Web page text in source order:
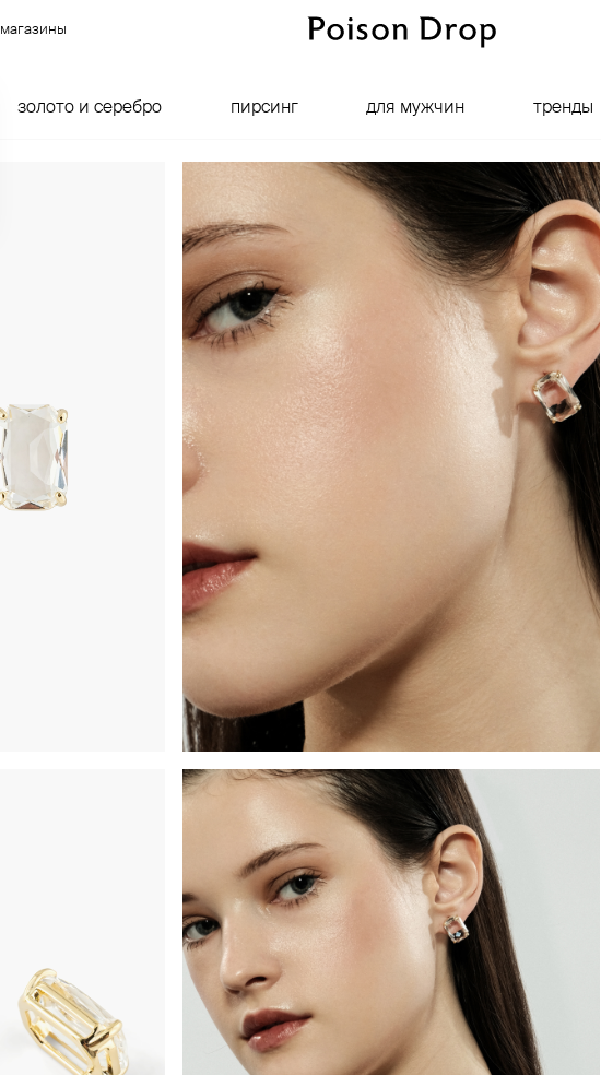
магазины
золото и серебро пирсинг для мужчин тренды